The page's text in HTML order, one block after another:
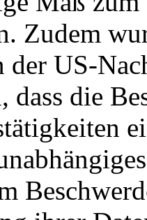
Zudem
der US-
dass die